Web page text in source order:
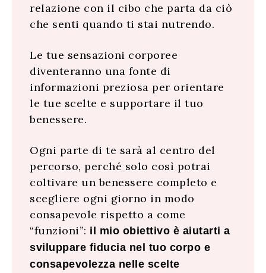
relazione con il cibo che parta da ciò
che senti quando ti stai nutrendo.
Le tue sensazioni corporee
diventeranno una fonte di
informazioni preziosa per orientare
le tue scelte e supportare il tuo
benessere.
Ogni parte di te sarà al centro del
percorso, perché solo così potrai
coltivare un benessere completo e
scegliere ogni giorno in modo
consapevole rispetto a come
“funzioni”: il mio obiettivo è aiutarti a
sviluppare fiducia nel tuo corpo e
consapevolezza nelle scelte